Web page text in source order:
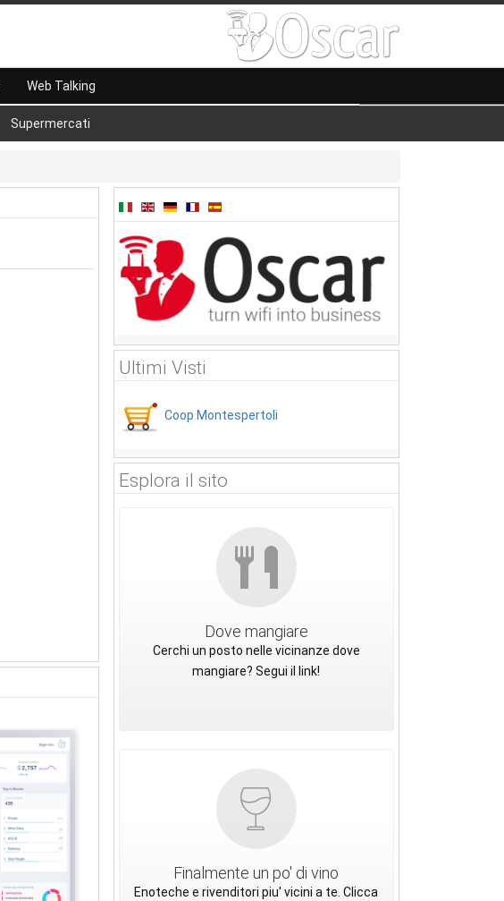
Supermercati
Web Talking
Ultimi Visti
Coop Montespertoli
Esplora il sito
Dove mangiare
Cerchi un posto nelle vicinanze dove
mangiare? Segui il link!
Finalmente un po' di vino
Enoteche e rivenditori piu' vicini a te. Clicca